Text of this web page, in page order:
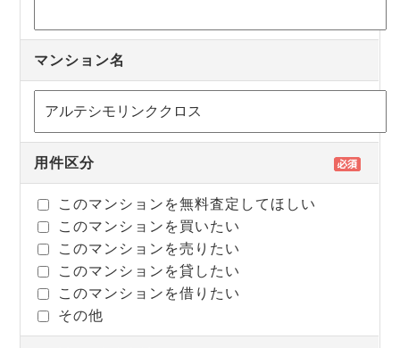
マンション名
用件区分
このマンションを無料査定してほしい
このマンションを買いたい
このマンションを売りたい
このマンションを貸したい
このマンションを借りたい
その他